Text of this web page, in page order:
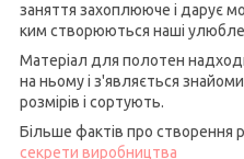
заняття захоплююче і дарує
ким створюються наші
Матеріал для полотен
на ньому і з'являється
розмірів і сортують.
Більше фактів про
секрети виробництва